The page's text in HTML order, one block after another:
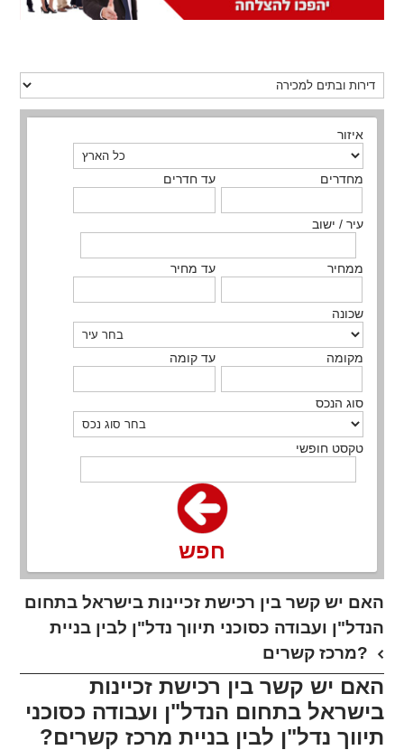
איזור
מחדרים עד חדרים
עיר / ישוב
ממחיר עד מחיר
שכונה
מקומה עד קומה
סוג הנכס
טקסט חופשי
חפש
האם יש קשר בין רכישת זכיינות בישראל בתחום
הנדל"ן ועבודה כסוכני תיווך נדל"ן לבין בניית
מרכז קשרים?
האם יש קשר בין רכישת זכיינות
בישראל בתחום הנדל"ן ועבודה כסוכני
תיווך נדל"ן לבין בניית מרכז קשרים?